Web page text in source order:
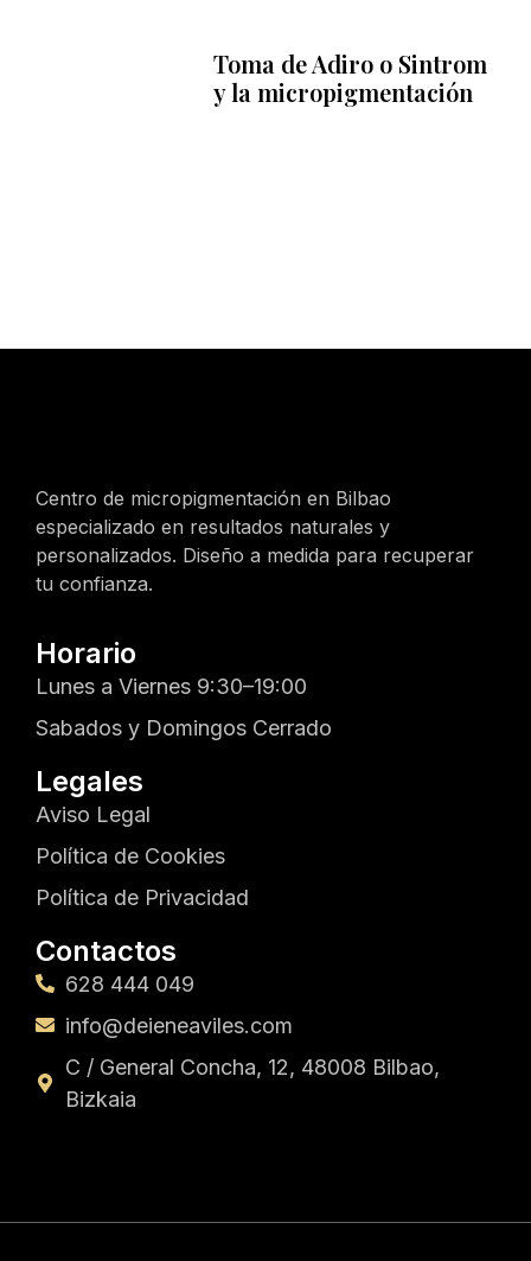
Toma de Adiro o Sintrom
y la micropigmentación
Centro de micropigmentación en Bilbao
especializado en resultados naturales y
personalizados. Diseño a medida para recuperar
tu confianza.
Horario
Lunes a Viernes 9:30–19:00
Sabados y Domingos Cerrado
Legales
Aviso Legal
Política de Cookies
Política de Privacidad
Contactos
628 444 049
info@deieneaviles.com
C / General Concha, 12, 48008 Bilbao,
Bizkaia